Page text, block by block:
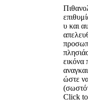
υ και
εικόνα
ώστε
Click